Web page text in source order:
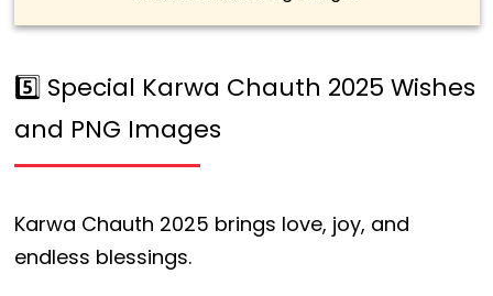
5️⃣ Special Karwa Chauth 2025 Wishes
and PNG Images
Karwa Chauth 2025 brings love, joy, and
endless blessings.